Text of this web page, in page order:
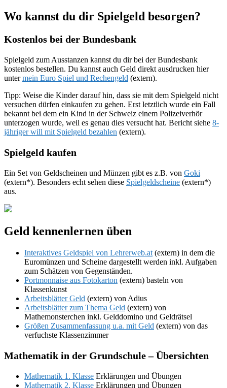
Wo kannst du dir Spielgeld besorgen?
Kostenlos bei der Bundesbank
Spielgeld zum Ausstanzen kannst du dir bei der Bundesbank
kostenlos bestellen. Du kannst auch Geld direkt ausdrucken hier
untermein Euro Spiel und Rechengeld (extern).
Tipp: Weise die Kinder darauf hin, dass sie mit dem Spielgeld nicht
versuchen dürfen einkaufen zu gehen. Erst letztlich wurde ein Fall
bekannt bei dem ein Kind in der Schweiz einem Polizeiverhör
unterzogen wurde, weil es genau dies versucht hat. Bericht siehe 8-
jähriger will mit Spielgeld bezahlen (extern).
Spielgeld kaufen
Ein Set von Geldscheinen und Münzen gibt es z.B. von Goki
(extern*). Besonders echt sehen diese Spielgeldscheine (extern*)
aus.
Geld kennenlernen üben
Interaktives Geldspiel von Lehrerweb.at (extern) in dem die
Euromünzen und Scheine dargestellt werden inkl. Aufgaben
zum Schätzen von Gegenständen.
Portmonnaise aus Fotokarton (extern) basteln von
Klassenkunst
Arbeitsblätter Geld (extern) von Adius
Arbeitsblätter zum Thema Geld (extern) von
Mathemonsterchen inkl. Gelddomino und Geldrätsel
Größen Zusammenfassung u.a. mit Geld (extern) von das
verfuchste Klassenzimmer
Mathematik in der Grundschule – Übersichten
Mathematik 1. Klasse Erklärungen und Übungen
Mathematik 2. Klasse Erklärungen und Übungen